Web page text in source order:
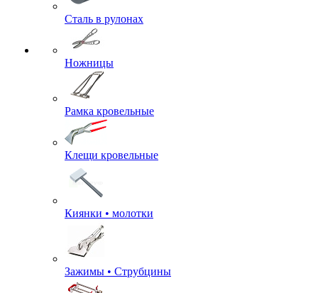
Сталь в рулонах
Ножницы
Рамка кровельные
Клещи кровельные
Киянки • молотки
Зажимы • Струбцины